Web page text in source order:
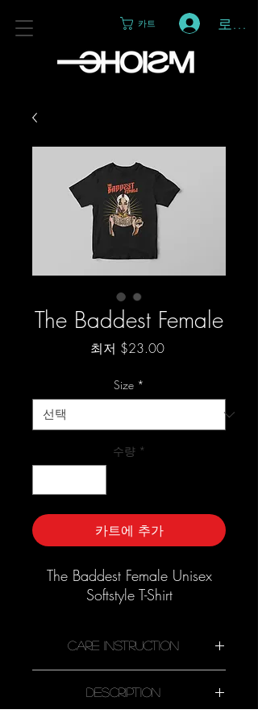
카트 로그인
The Baddest Female
최저 $23.00할
Size *
수량 *
카트에 추가
The Baddest Female Unisex
Softstyle T-Shirt
Care Instruction
Machine wash cold, inside-out,
gentle cycle with mild detergent and
Description